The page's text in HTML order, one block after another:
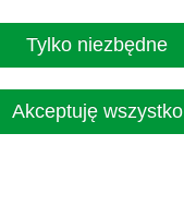
lecz wartościami,
rozszerzenie oferty
ograniczaniu wpływu
Tylko niezbędne
Akceptuję wszystko